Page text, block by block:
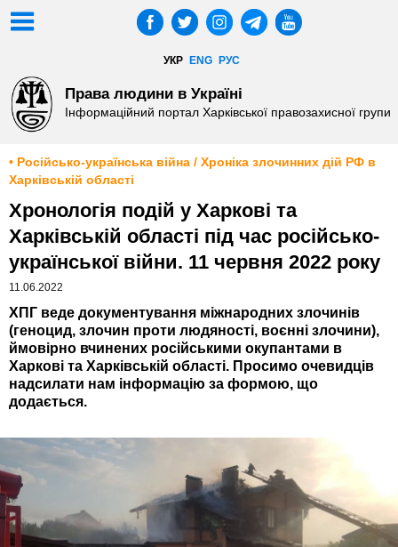
УКР ENG РУС
Права людини в Україні
Інформаційний портал Харківської правозахисної групи
• Російсько-українська війна / Хроніка злочинних дій РФ в
Харківській області
Хронологія подій у Харкові та
Харківській області під час російсько-
української війни. 11 червня 2022 року
11.06.2022
ХПГ веде документування міжнародних злочинів
(геноцид, злочин проти людяності, воєнні злочини),
ймовірно вчинених російськими окупантами в
Харкові та Харківській області. Просимо очевидців
надсилати нам інформацію за формою, що
додається.